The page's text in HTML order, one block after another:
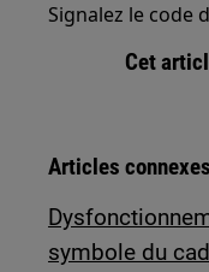
Signalez le code
Cet
Articles connexes
symbole du